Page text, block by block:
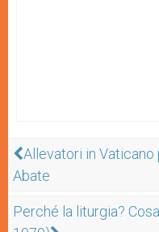
Allevatori in Vaticano
Abate
Perché la liturgia?